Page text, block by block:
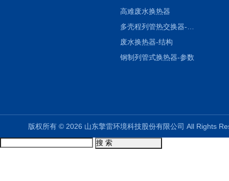
高难废水换热器
废水换热器-结构
钢制列管式换热器-参数
版权所有 © 2026 山东擎雷环境科技股份有限公司 All